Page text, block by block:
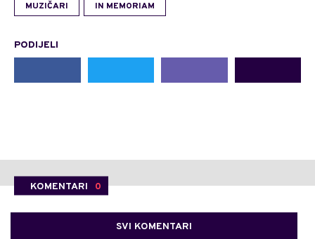
MUZIČARI IN MEMORIAM
PODIJELI
KOMENTARI 0
SVI KOMENTARI